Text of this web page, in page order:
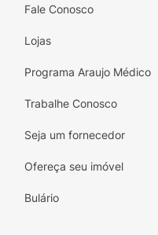
Fale Conosco
Lojas
Programa Araujo Médico
Trabalhe Conosco
Seja um fornecedor
Ofereça seu imóvel
Bulário